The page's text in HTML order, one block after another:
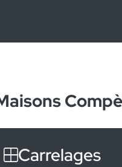
Carrelages